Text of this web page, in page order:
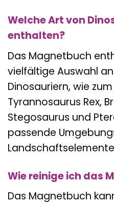
Welche Art von
enthalten?
Das Magnetbuch
vielfältige Auswahl
Dinosauriern, wie
Tyrannosaurus Rex,
Stegosaurus und
passende
Wie reinige ich das
Das Magnetbuch